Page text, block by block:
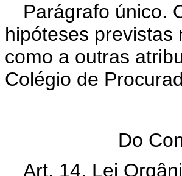
Parágrafo único.
hipóteses previstas
como a outras
Colégio de
Do
Art. 14. Lei